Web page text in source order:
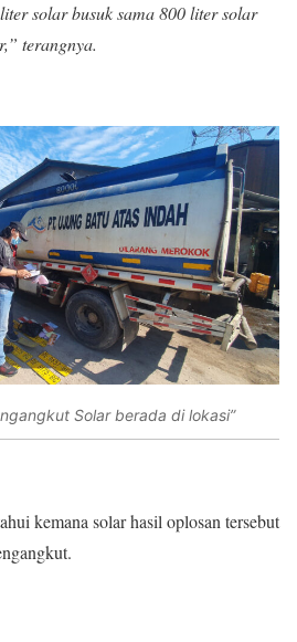
solar busuk sama 800 liter solar
terangnya.
Solar berada di lokasi”
kemana solar hasil oplosan tersebut